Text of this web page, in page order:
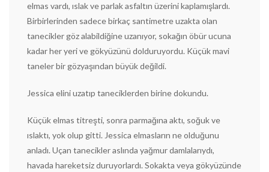
elmas vardı, ıslak ve parlak asfaltın üzerini kaplamışlardı.
Birbirlerinden sadece birkaç santimetre uzakta olan
tanecikler göz alabildiğine uzanıyor, sokağın öbür ucuna
kadar her yeri ve gökyüzünü dolduruyordu. Küçük mavi
taneler bir gözyaşından büyük değildi.
Jessica elini uzatıp taneciklerden birine dokundu.
Küçük elmas titreşti, sonra parmağına aktı, soğuk ve
ıslaktı, yok olup gitti. Jessica elmasların ne olduğunu
anladı. Uçan tanecikler aslında yağmur damlalarıydı,
havada hareketsiz duruyorlardı. Sokakta veya gökyüzünde